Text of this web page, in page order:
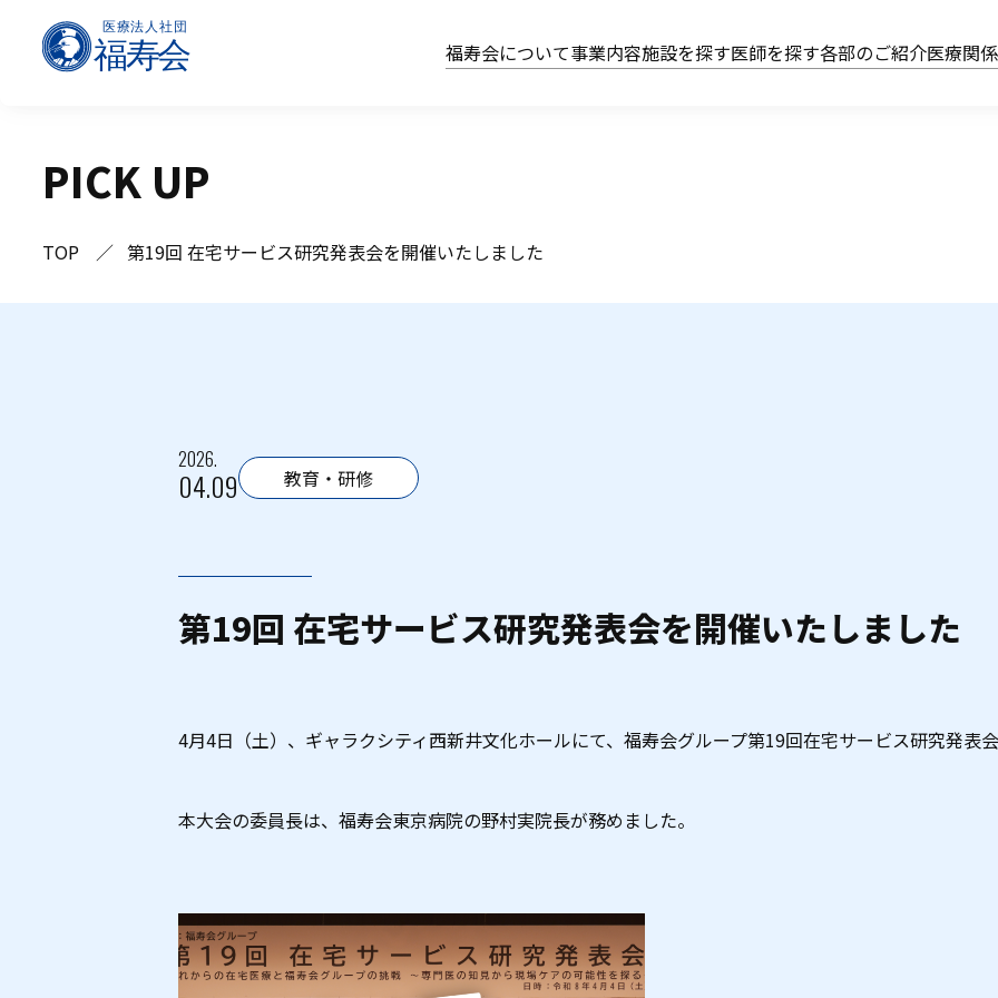
福寿会について事業内容施設を探す医師を探す各部のご紹介医療関
PICK UP
TOP 第19回 在宅サービス研究発表会を開催いたしました
2026.
04.09 教育・研修
第19回 在宅サービス研究発表会を開催いたしました
4月4日（土）、ギャラクシティ西新井文化ホールにて、福寿会グループ第19回在宅サービス研究発表
本大会の委員長は、福寿会東京病院の野村実院長が務めました。